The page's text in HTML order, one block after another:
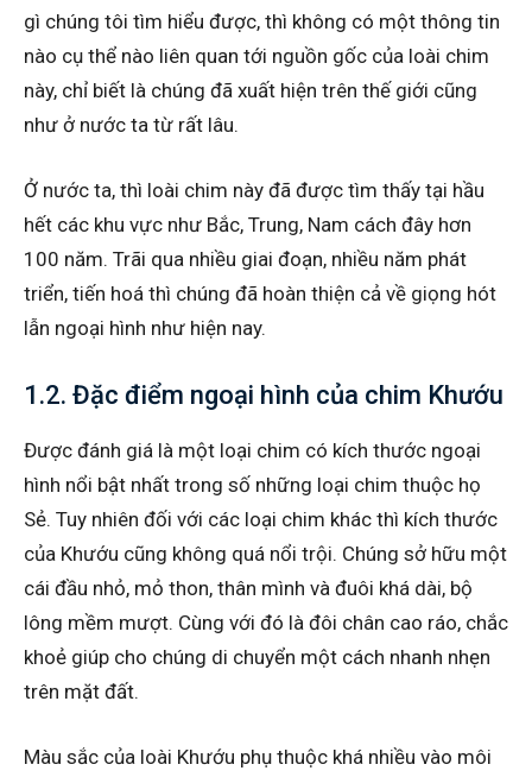
gì chúng tôi tìm hiểu được, thì không có một thông tin
nào cụ thể nào liên quan tới nguồn gốc của loài chim
này, chỉ biết là chúng đã xuất hiện trên thế giới cũng
như ở nước ta từ rất lâu.
Ở nước ta, thì loài chim này đã được tìm thấy tại hầu
hết các khu vực như Bắc, Trung, Nam cách đây hơn
100 năm. Trãi qua nhiều giai đoạn, nhiều năm phát
triển, tiến hoá thì chúng đã hoàn thiện cả về giọng hót
lẫn ngoại hình như hiện nay.
1.2. Đặc điểm ngoại hình của chim Khướu
Được đánh giá là một loại chim có kích thước ngoại
hình nổi bật nhất trong số những loại chim thuộc họ
Sẻ. Tuy nhiên đối với các loại chim khác thì kích thước
của Khướu cũng không quá nổi trội. Chúng sở hữu một
cái đầu nhỏ, mỏ thon, thân mình và đuôi khá dài, bộ
lông mềm mượt. Cùng với đó là đôi chân cao ráo, chắc
khoẻ giúp cho chúng di chuyển một cách nhanh nhẹn
trên mặt đất.
Màu sắc của loài Khướu phụ thuộc khá nhiều vào môi